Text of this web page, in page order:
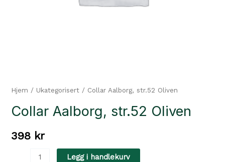
Hjem / Ukategorisert / Collar Aalborg, str.52 Oliven
Collar Aalborg, str.52 Oliven
398 kr
Legg i handlekurv